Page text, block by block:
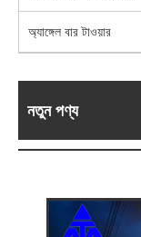
অ্যাঙ্গেল বার টাওয়ার
নতুন পণ্য